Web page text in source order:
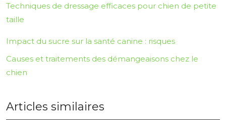
Techniques de dressage efficaces pour chien de petite
taille
Impact du sucre sur la santé canine : risques
Causes et traitements des démangeaisons chez le
chien
Articles similaires